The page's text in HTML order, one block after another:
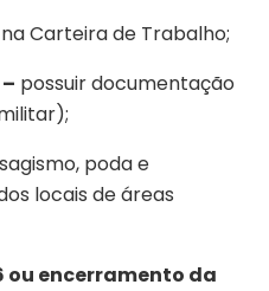
Carteira de Trabalho;
possuir documentação
poda e
locais de áreas
ou encerramento da